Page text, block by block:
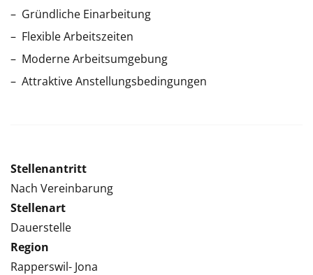
Gründliche Einarbeitung
Flexible Arbeitszeiten
Moderne Arbeitsumgebung
Attraktive Anstellungsbedingungen
Stellenantritt
Nach Vereinbarung
Stellenart
Dauerstelle
Region
Rapperswil- Jona